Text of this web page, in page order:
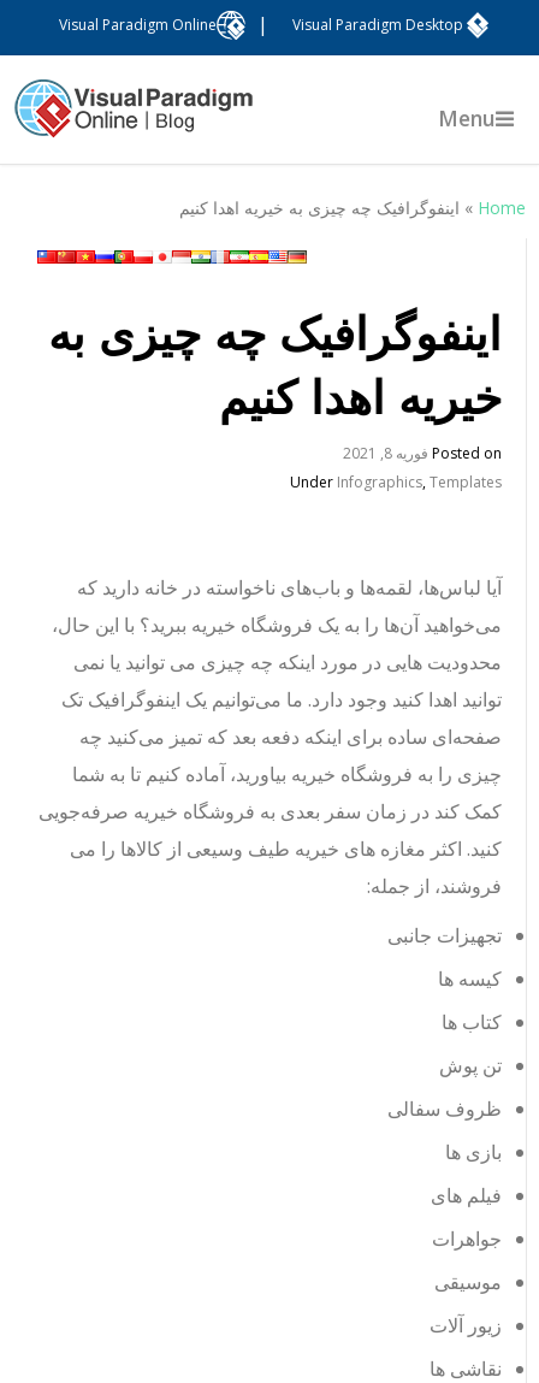
Visual Paradigm Desktop
Visual Paradigm Online
Menu
Home
» اینفوگرافیک چه چیزی به خیریه اهدا کنیم
اینفوگرافیک چه چیزی به
خیریه اهدا کنیم
Posted onفوریه 8, 2021
UnderInfographics,Templates
آیا لباس‌ها، لقمه‌ها و باب‌های ناخواسته در خانه دارید که
می‌خواهید آن‌ها را به یک فروشگاه خیریه ببرید؟ با این حال،
محدودیت هایی در مورد اینکه چه چیزی می توانید یا نمی
توانید اهدا کنید وجود دارد. ما می‌توانیم یک اینفوگرافیک تک
صفحه‌ای ساده برای اینکه دفعه بعد که تمیز می‌کنید چه
چیزی را به فروشگاه خیریه بیاورید، آماده کنیم تا به شما
کمک کند در زمان سفر بعدی به فروشگاه خیریه صرفه‌جویی
کنید. اکثر مغازه های خیریه طیف وسیعی از کالاها را می
فروشند، از جمله:
تجهیزات جانبی
کیسه ها
کتاب ها
تن پوش
ظروف سفالی
بازی ها
فیلم های
جواهرات
موسیقی
زیور آلات
نقاشی ها